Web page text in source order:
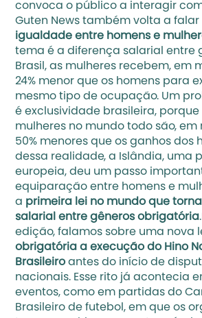
convoca o público a interagir
Guten News também volta a falar
igualdade entre homens e
tema é a diferença salarial entre
Brasil, as mulheres recebem, em
24% menor que os homens para
mesmo tipo de ocupação. Um
é exclusividade brasileira, porque
mulheres no mundo todo são, em
50% menores que os ganhos dos
dessa realidade, a Islândia, uma
europeia, deu um passo
equiparação entre homens e
a primeira lei no mundo que
salarial entre gêneros obrigatória
obrigatória a execução do Hino
Brasileiro antes do início de
nacionais. Esse rito já acontecia
eventos, como em partidas do
Brasileiro de futebol, em que os